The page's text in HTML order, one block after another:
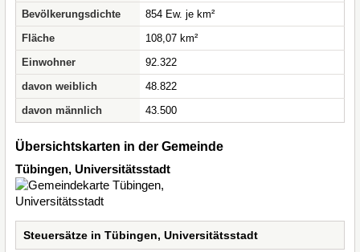
Bevölkerungsdichte
854 Ew. je km²
Fläche
108,07 km²
Einwohner
92.322
davon weiblich
48.822
davon männlich
43.500
Übersichtskarten in der Gemeinde
Tübingen, Universitätsstadt
Steuersätze in Tübingen, Universitätsstadt